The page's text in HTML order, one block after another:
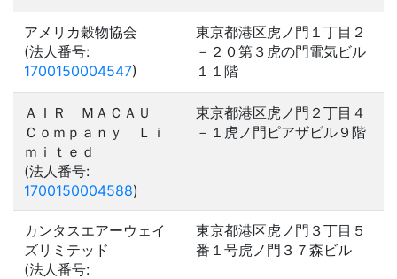
アメリカ穀物協会
(法人番号:
1700150004547)
東京都港区虎ノ門１丁目２
－２０第３虎の門電気ビル
１１階
ＡＩＲ ＭＡＣＡＵ
Ｃｏｍｐａｎｙ Ｌｉ
ｍｉｔｅｄ
(法人番号:
1700150004588)
東京都港区虎ノ門２丁目４
－１虎ノ門ピアザビル９階
カンタスエアーウェイ
ズリミテッド
(法人番号:
東京都港区虎ノ門３丁目５
番１号虎ノ門３７森ビル